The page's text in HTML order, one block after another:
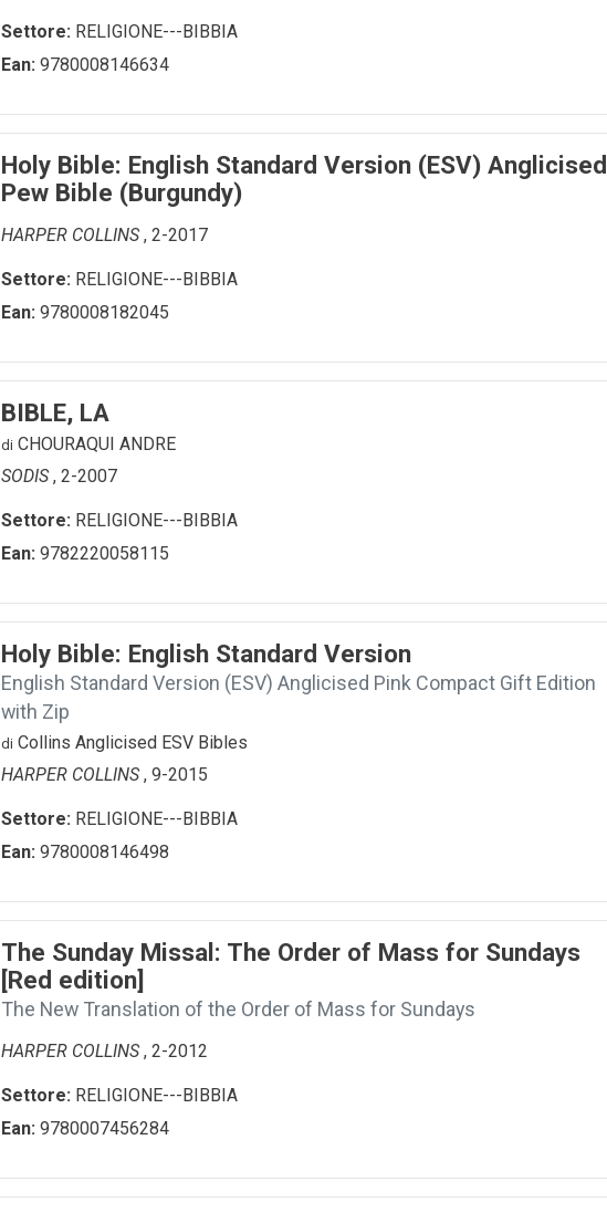
Settore: RELIGIONE---BIBBIA
Ean: 9780008146634
Holy Bible: English Standard Version (ESV) Anglicised
Pew Bible (Burgundy)
HARPER COLLINS, 2-2017
Settore: RELIGIONE---BIBBIA
Ean: 9780008182045
BIBLE, LA
di CHOURAQUI ANDRE
SODIS, 2-2007
Settore: RELIGIONE---BIBBIA
Ean: 9782220058115
Holy Bible: English Standard Version
English Standard Version (ESV) Anglicised Pink Compact Gift Edition
with Zip
di Collins Anglicised ESV Bibles
HARPER COLLINS, 9-2015
Settore: RELIGIONE---BIBBIA
Ean: 9780008146498
The Sunday Missal: The Order of Mass for Sundays
[Red edition]
The New Translation of the Order of Mass for Sundays
HARPER COLLINS, 2-2012
Settore: RELIGIONE---BIBBIA
Ean: 9780007456284